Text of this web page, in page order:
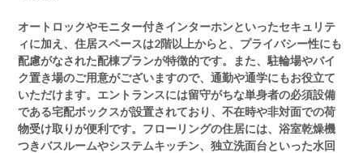
オートロックやモニター付きインターホンといったセキュリテ
ィに加え、住居スペースは2階以上からと、プライバシー性にも
配慮がなされた配棟プランが特徴的です。また、駐輪場やバイ
ク置き場のご用意がございますので、通勤や通学にもお役立て
いただけます。エントランスには留守がちな単身者の必須設備
である宅配ボックスが設置されており、不在時や非対面での荷
物受け取りが便利です。フローリングの住居には、浴室乾燥機
つきバスルームやシステムキッチン、独立洗面台といった水回